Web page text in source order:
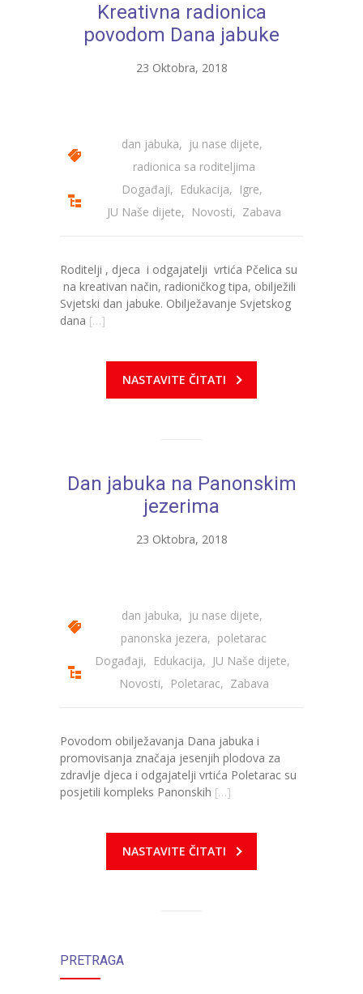
-- Dokumenti
-- COVID-19 Procedure
---- Plan javnih nabavki
---- Osnovni elementi ugovora
---- Odluke o izboru i poništenju
-- Konkursi
Edukacije
-- Edukacije zaposlenika
-- Obrasci i zahtjevi
-- Obavještenja za roditelje
Kreativna radionica
povodom Dana jabuke
23 Oktobra, 2018
dan jabuka, ju nase dijete,
radionica sa roditeljima
Događaji, Edukacija, Igre,
JU Naše dijete, Novosti, Zabava
Roditelji , djeca i odgajatelji vrtića Pčelica su
na kreativan način, radioničkog tipa, obilježili
Svjetski dan jabuke. Obilježavanje Svjetskog
dana […]
NASTAVITE ČITATI
Dan jabuka na Panonskim
jezerima
23 Oktobra, 2018
dan jabuka, ju nase dijete,
panonska jezera, poletarac
Događaji, Edukacija, JU Naše dijete,
Novosti, Poletarac, Zabava
Povodom obilježavanja Dana jabuka i
promovisanja značaja jesenjih plodova za
zdravlje djeca i odgajatelji vrtića Poletarac su
posjetili kompleks Panonskih […]
NASTAVITE ČITATI
PRETRAGA